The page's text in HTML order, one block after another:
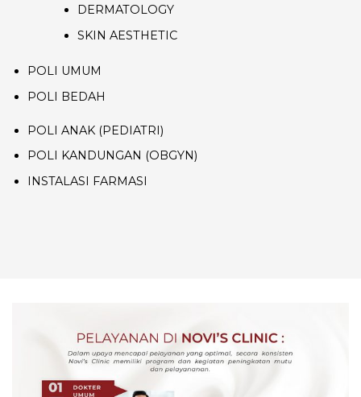
DERMATOLOGY
SKIN AESTHETIC
POLI UMUM
POLI BEDAH
POLI ANAK (PEDIATRI)
POLI KANDUNGAN (OBGYN)
INSTALASI FARMASI